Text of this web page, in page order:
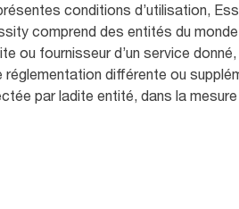
conditions d’utilisation,
comprend des entités du
ou fournisseur d’un service
différente ou
par ladite entité, dans la